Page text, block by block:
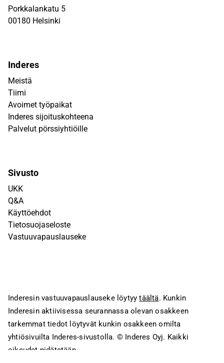
Porkkalankatu 5
00180 Helsinki
Inderes
Meistä
Tiimi
Avoimet työpaikat
Inderes sijoituskohteena
Palvelut pörssiyhtiöille
Sivusto
UKK
Q&A
Käyttöehdot
Tietosuojaseloste
Vastuuvapauslauseke
Inderesin vastuuvapauslauseke löytyytäältä. Kunkin
Inderesin aktiivisessa seurannassa olevan osakkeen
tarkemmat tiedot löytyvät kunkin osakkeen omilta
yhtiösivuilta Inderes-sivustolla. © Inderes Oyj. Kaikki
oikeudet pidätetään.